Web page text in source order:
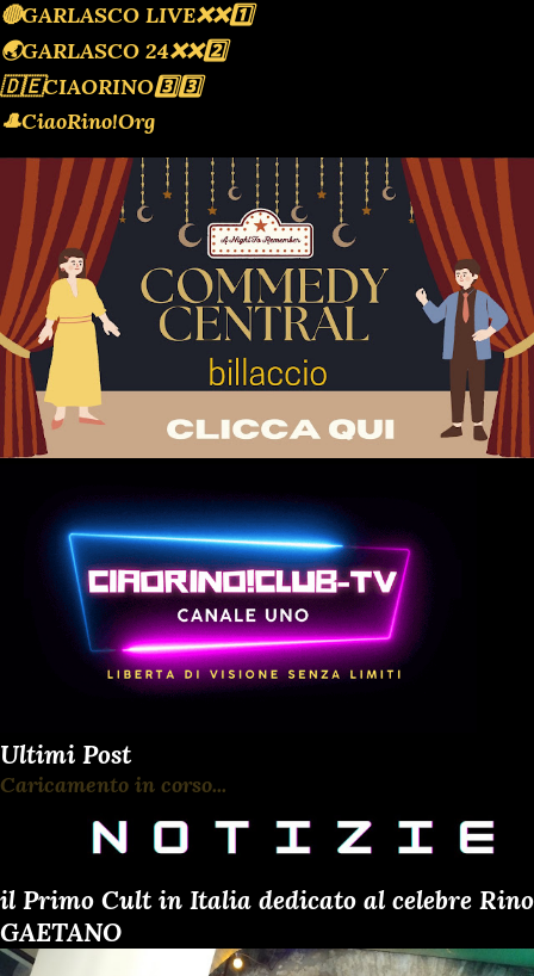
🔴GARLASCO LIVE❌️❌️1️⃣
🌏GARLASCO 24❌️❌️2️⃣
🇩🇪CIAORINO3️⃣3️⃣
🎩CiaoRino!Org
Ultimi Post
Caricamento in corso...
il Primo Cult in Italia dedicato al celebre Rino
GAETANO